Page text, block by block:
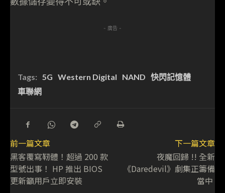
- 廣告 -
Tags: 5G Western Digital NAND 快閃記憶體
車聯網
前一篇文章
黑客覆寫靭體！超過 200 款
型號出事！ HP 推出 BIOS
更新籲用戶立即安裝
下一篇文章
夜魔回歸 !! 全新
《Daredevil》劇集正籌備
當中